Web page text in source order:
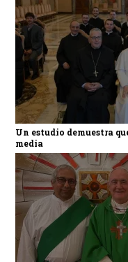
Un estudio demuestra
media